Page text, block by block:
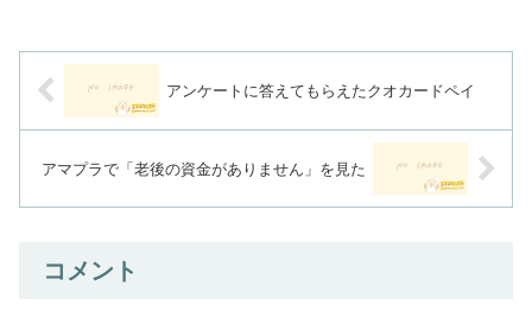
アンケートに答えてもらえたクオカードペイ
アマプラで「老後の資金がありません」を見た
コメント